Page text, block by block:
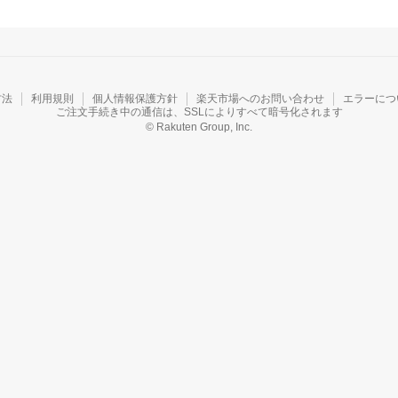
利用規則 個人情報保護方針 楽天市場へのお問い合わせ
エラーに
ご注文手続き中の通信は、SSLによりすべて暗号化されます
© Rakuten Group, Inc.